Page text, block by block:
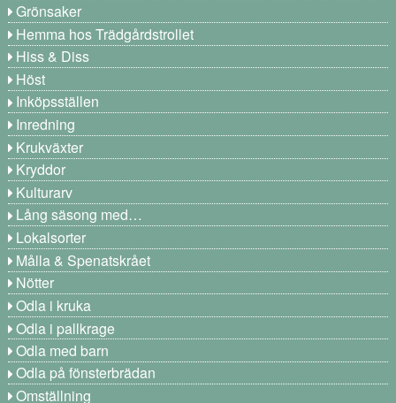
Grönsaker
Hemma hos Trädgårdstrollet
Hiss & Diss
Höst
Inköpsställen
Inredning
Krukväxter
Kryddor
Kulturarv
Lång säsong med…
Lokalsorter
Målla & Spenatskrået
Nötter
Odla i kruka
Odla i pallkrage
Odla med barn
Odla på fönsterbrädan
Omställning